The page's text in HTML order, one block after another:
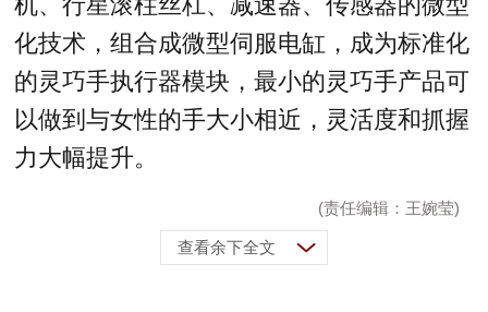
化技术，组合成微型伺服电缸，成为标准化
的灵巧手执行器模块，最小的灵巧手产品可
以做到与女性的手大小相近，灵活度和抓握
力大幅提升。
(责任编辑：王婉莹)
查看余下全文